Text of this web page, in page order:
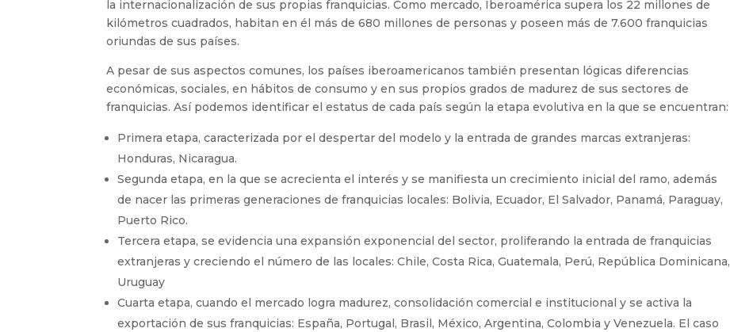
la internacionalización de sus propias franquicias. Como mercado, Iberoamérica supera los 22 millones de
kilómetros cuadrados, habitan en él más de 680 millones de personas y poseen más de 7.600 franquicias
oriundas de sus países.
A pesar de sus aspectos comunes, los países iberoamericanos también presentan lógicas diferencias
económicas, sociales, en hábitos de consumo y en sus propios grados de madurez de sus sectores de
franquicias. Así podemos identificar el estatus de cada país según la etapa evolutiva en la que se encuentran:
Primera etapa, caracterizada por el despertar del modelo y la entrada de grandes marcas extranjeras:
Honduras, Nicaragua.
Segunda etapa, en la que se acrecienta el interés y se manifiesta un crecimiento inicial del ramo, además
de nacer las primeras generaciones de franquicias locales: Bolivia, Ecuador, El Salvador, Panamá, Paraguay,
Puerto Rico.
Tercera etapa, se evidencia una expansión exponencial del sector, proliferando la entrada de franquicias
extranjeras y creciendo el número de las locales: Chile, Costa Rica, Guatemala, Perú, República Dominicana,
Uruguay
Cuarta etapa, cuando el mercado logra madurez, consolidación comercial e institucional y se activa la
exportación de sus franquicias: España, Portugal, Brasil, México, Argentina, Colombia y Venezuela. El caso